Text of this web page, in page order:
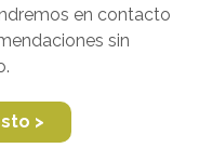
en contacto
sin
>